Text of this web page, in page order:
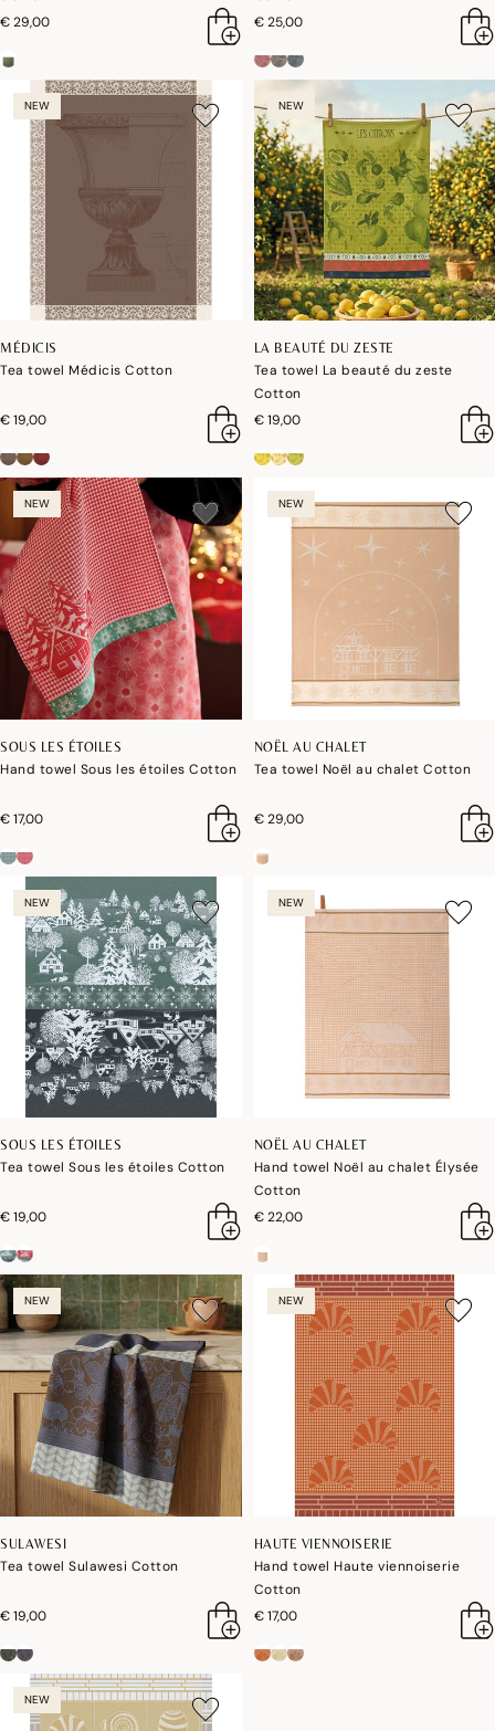
€ 29,00
€ 25,00
NEW
MÉDICIS
Tea towel Médicis Cotton
€ 19,00
NEW
LA BEAUTÉ DU ZESTE
Tea towel La beauté du zeste
Cotton
€ 19,00
NEW
SOUS LES ÉTOILES
Hand towel Sous les étoiles Cotton
€ 17,00
NEW
NOËL AU CHALET
Tea towel Noël au chalet Cotton
€ 29,00
NEW
SOUS LES ÉTOILES
Tea towel Sous les étoiles Cotton
€ 19,00
NEW
NOËL AU CHALET
Hand towel Noël au chalet Élysée
Cotton
€ 22,00
NEW
SULAWESI
Tea towel Sulawesi Cotton
€ 19,00
NEW
HAUTE VIENNOISERIE
Hand towel Haute viennoiserie
Cotton
€ 17,00
NEW